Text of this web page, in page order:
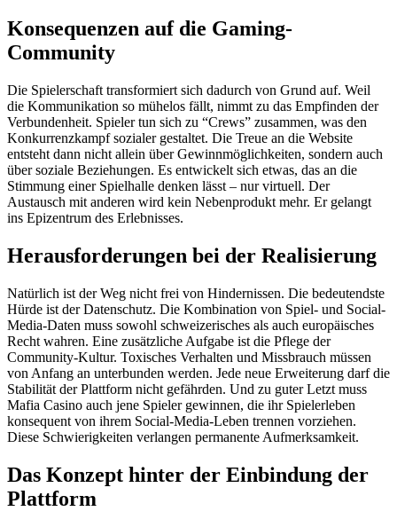
Konsequenzen auf die Gaming-
Community
Die Spielerschaft transformiert sich dadurch von Grund auf. Weil
die Kommunikation so mühelos fällt, nimmt zu das Empfinden der
Verbundenheit. Spieler tun sich zu “Crews” zusammen, was den
Konkurrenzkampf sozialer gestaltet. Die Treue an die Website
entsteht dann nicht allein über Gewinnmöglichkeiten, sondern auch
über soziale Beziehungen. Es entwickelt sich etwas, das an die
Stimmung einer Spielhalle denken lässt – nur virtuell. Der
Austausch mit anderen wird kein Nebenprodukt mehr. Er gelangt
ins Epizentrum des Erlebnisses.
Herausforderungen bei der Realisierung
Natürlich ist der Weg nicht frei von Hindernissen. Die bedeutendste
Hürde ist der Datenschutz. Die Kombination von Spiel- und Social-
Media-Daten muss sowohl schweizerisches als auch europäisches
Recht wahren. Eine zusätzliche Aufgabe ist die Pflege der
Community-Kultur. Toxisches Verhalten und Missbrauch müssen
von Anfang an unterbunden werden. Jede neue Erweiterung darf die
Stabilität der Plattform nicht gefährden. Und zu guter Letzt muss
Mafia Casino auch jene Spieler gewinnen, die ihr Spielerleben
konsequent von ihrem Social-Media-Leben trennen vorziehen.
Diese Schwierigkeiten verlangen permanente Aufmerksamkeit.
Das Konzept hinter der Einbindung der
Plattform